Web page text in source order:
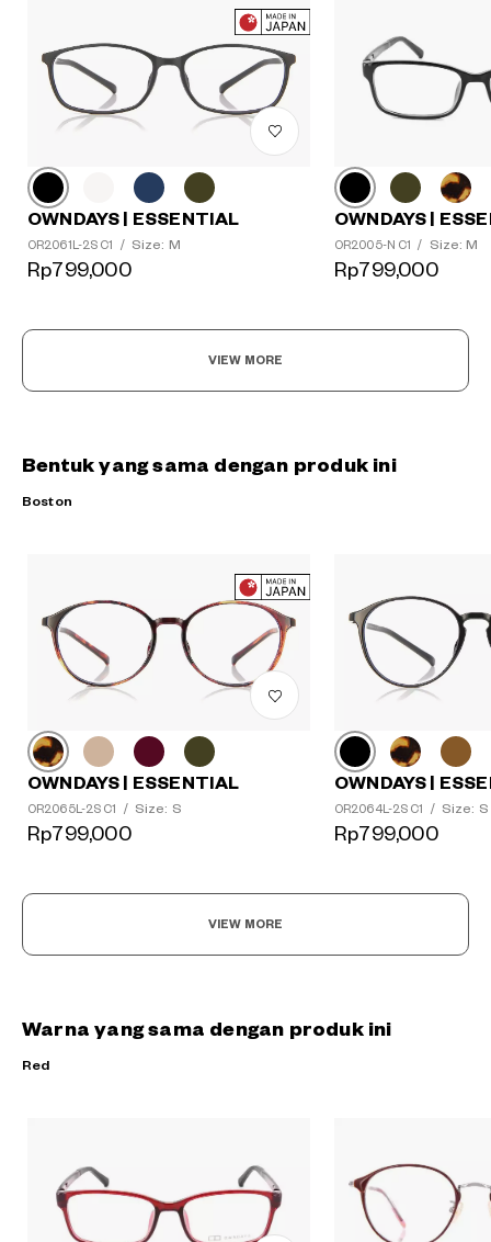
OWNDAYS | ESSENTIAL
OR2061L-2S C1 / Size: M
Rp799,000
OWNDAYS |
OR2005-N C1 / Size: M
Rp799,000
VIEW MORE
Bentuk yang sama dengan produk ini
Boston
OWNDAYS | ESSENTIAL
OR2065L-2S C1 / Size: S
Rp799,000
OWNDAYS |
OR2064L-2S C1 / Size: S
Rp799,000
VIEW MORE
Warna yang sama dengan produk ini
Red